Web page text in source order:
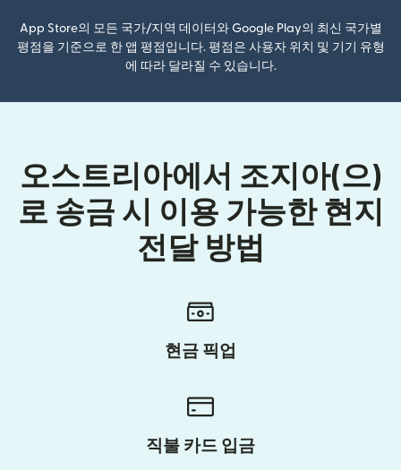
App Store의 모든 국가/지역 데이터와 Google Play의 최신 국가별
평점을 기준으로 한 앱 평점입니다. 평점은 사용자 위치 및 기기 유형
에 따라 달라질 수 있습니다.
오스트리아에서 조지아(으)
로 송금 시 이용 가능한 현지
전달 방법
현금 픽업
직불 카드 입금